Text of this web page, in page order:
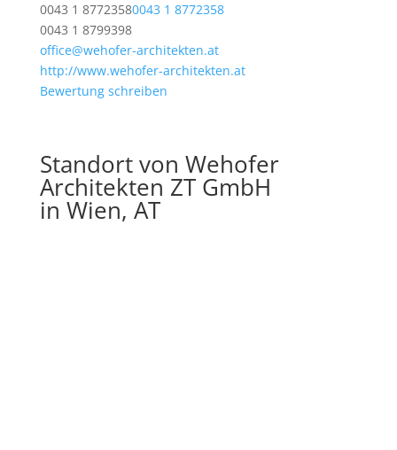
0043 1 87723580043 1 8772358
0043 1 8799398
office@wehofer-architekten.at
http://www.wehofer-architekten.at
Bewertung schreiben
Standort von Wehofer
Architekten ZT GmbH
in Wien, AT